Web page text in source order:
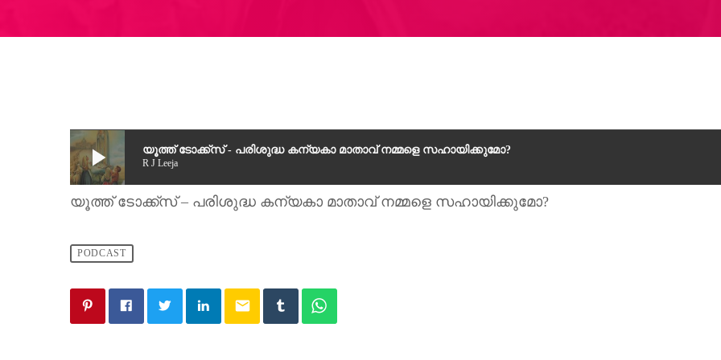
play_arrow യൂത്ത് ടോക്ക്സ് - പരിശുദ്ധ കന്യകാ മാതാവ് നമ്മളെ സഹായിക്കുമോ?
R J Leeja
യൂത്ത് ടോക്ക്സ് – പരിശുദ്ധ കന്യകാ മാതാവ് നമ്മളെ സഹായിക്കുമോ?
PODCAST
email